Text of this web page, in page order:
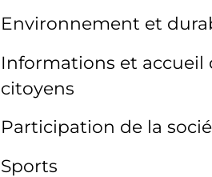
Environnement et
Informations et accueil
citoyens
Participation de la
Sports